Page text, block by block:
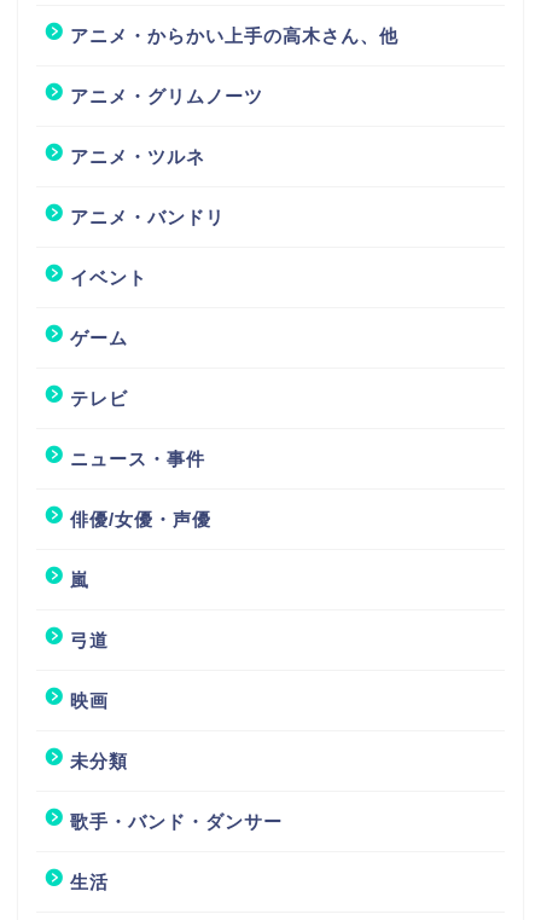
アニメ・からかい上手の高木さん、他
アニメ・グリムノーツ
アニメ・ツルネ
アニメ・バンドリ
イベント
ゲーム
テレビ
ニュース・事件
俳優/女優・声優
嵐
弓道
映画
未分類
歌手・バンド・ダンサー
生活